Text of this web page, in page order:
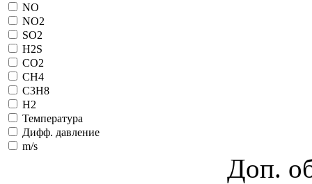
NO
NO2
SO2
H2S
CO2
CH4
C3H8
H2
Температура
Дифф. давление
m/s
Доп.